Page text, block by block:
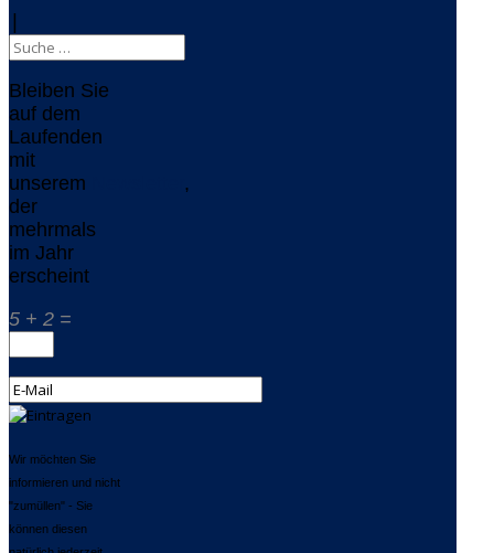
|
Bleiben Sie
auf dem
Laufenden
mit
unserem
,
der
mehrmals
im Jahr
erscheint
5 + 2 =
Wir möchten Sie
informieren und nicht
"zumüllen" - Sie
können diesen